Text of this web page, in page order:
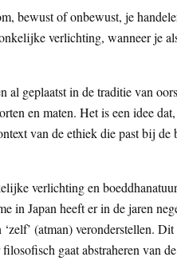
of onbewust, je
verlichting, wanneer je
al geplaatst in de traditie van
en maten. Het is een idee
van de ethiek die past bij
verlichting en
in Japan heeft er in de jaren
(atman) veronderstellen.
gaat abstraheren van